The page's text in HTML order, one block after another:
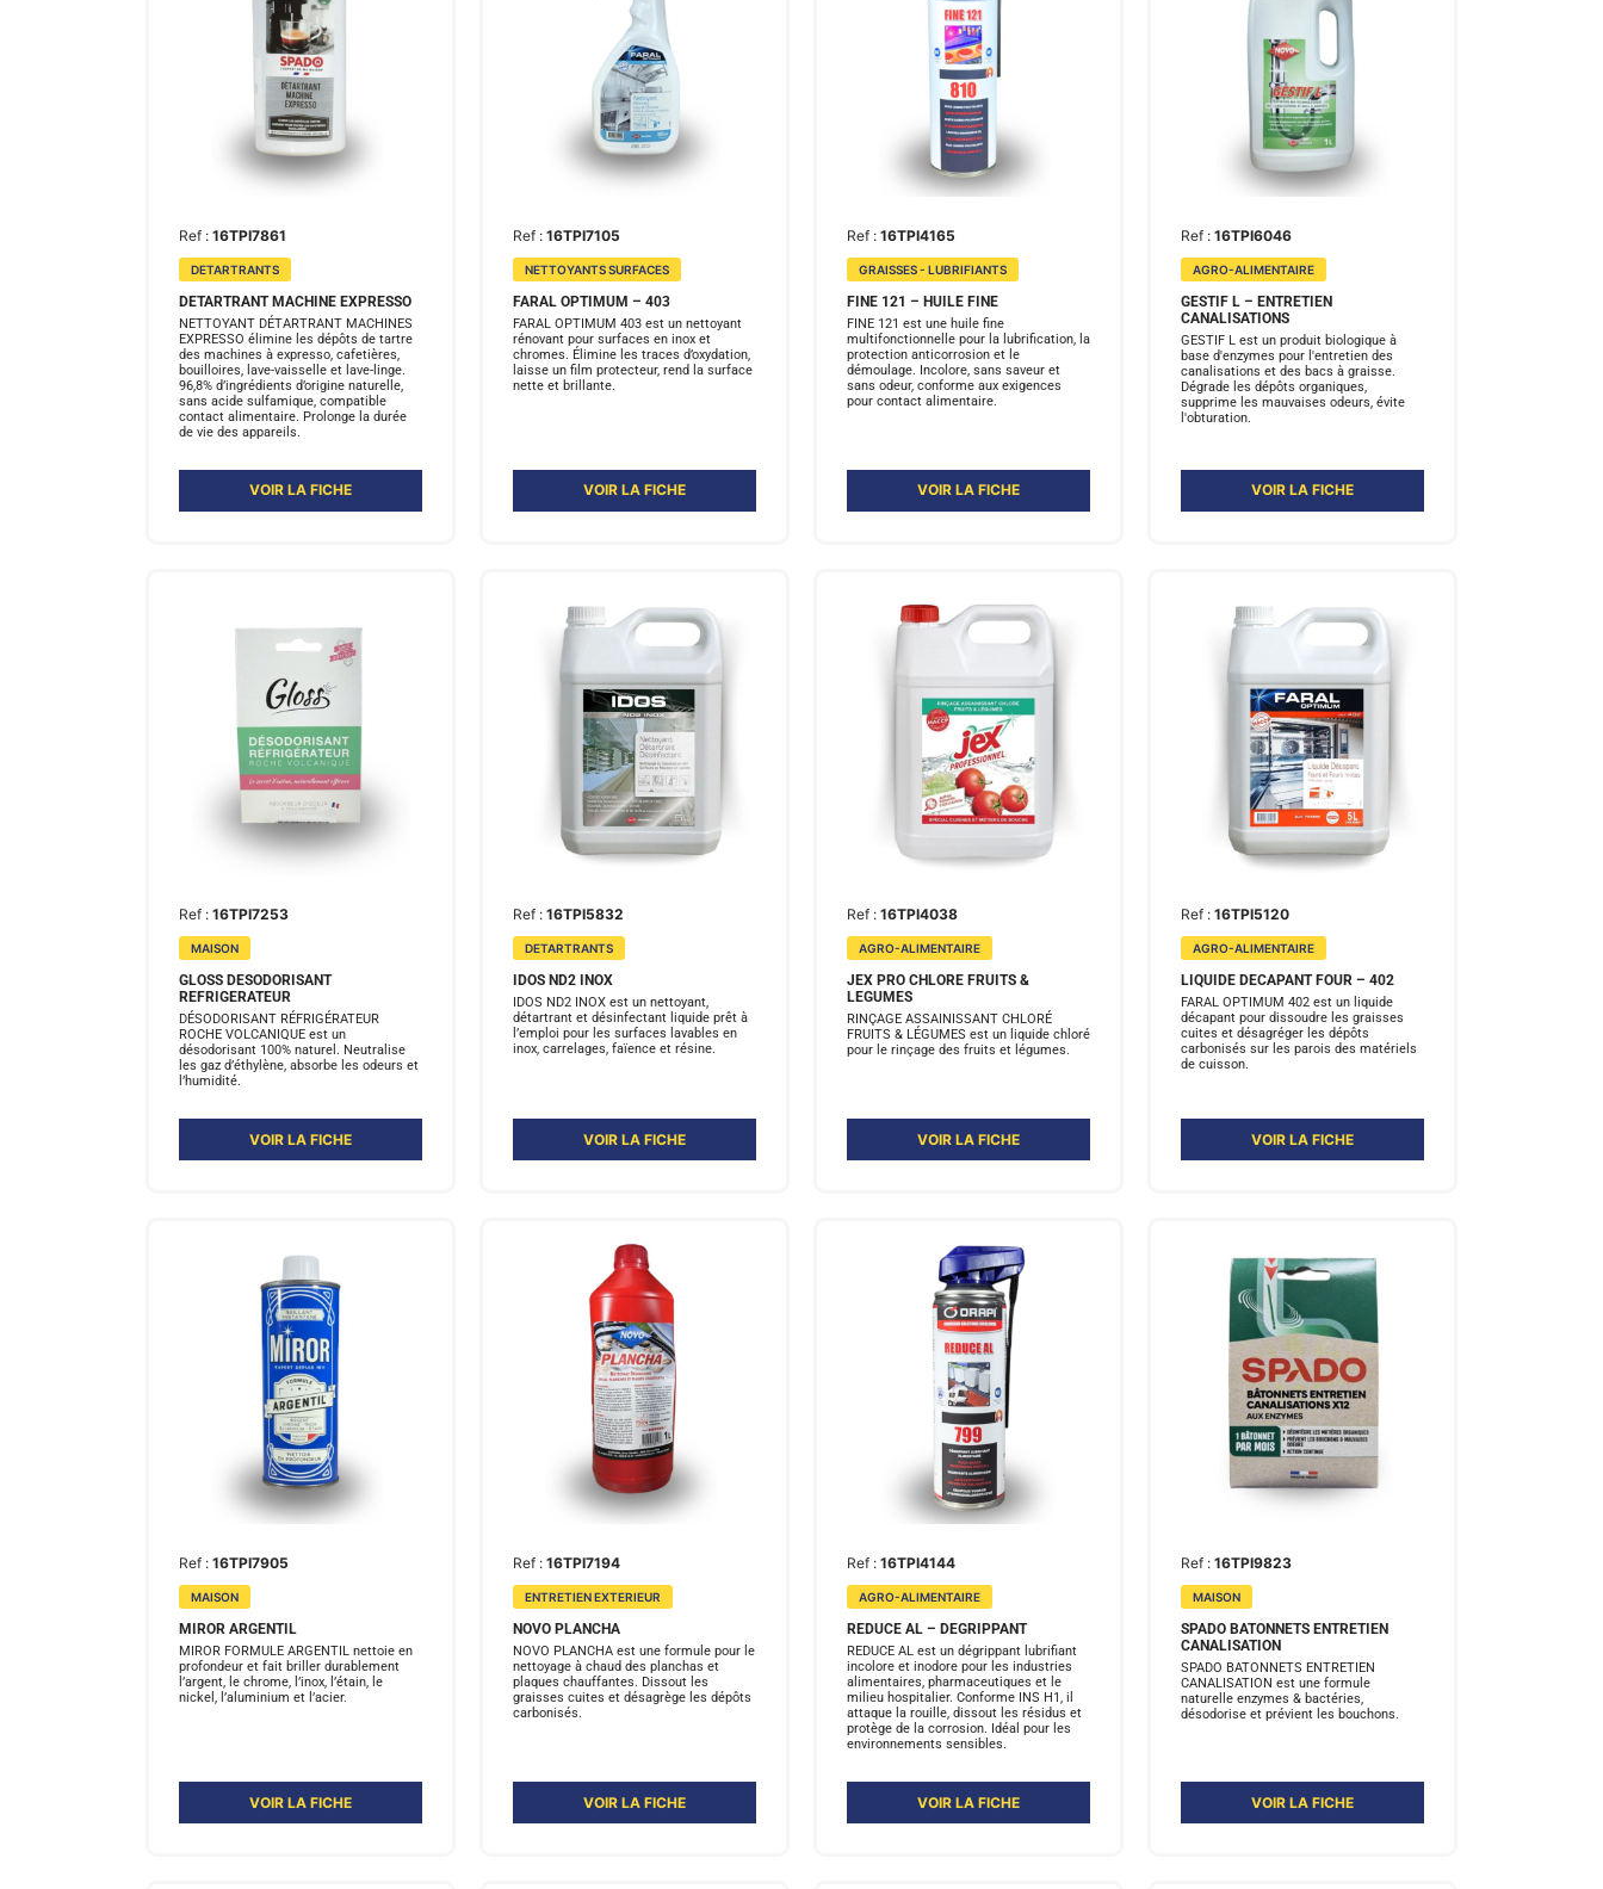
Ref : 16TPI7861
DETARTRANTS
DETARTRANT MACHINE EXPRESSO
NETTOYANT DÉTARTRANT MACHINES
EXPRESSO élimine les dépôts de tartre
des machines à expresso, cafetières,
bouilloires, lave-vaisselle et lave-linge.
96,8% d’ingrédients d’origine naturelle,
sans acide sulfamique, compatible
contact alimentaire. Prolonge la durée
de vie des appareils.
VOIR LA FICHE
Ref : 16TPI7105
NETTOYANTS SURFACES
FARAL OPTIMUM – 403
FARAL OPTIMUM 403 est un nettoyant
rénovant pour surfaces en inox et
chromes. Élimine les traces d’oxydation,
laisse un film protecteur, rend la surface
nette et brillante.
VOIR LA FICHE
Ref : 16TPI4165
GRAISSES - LUBRIFIANTS
FINE 121 – HUILE FINE
FINE 121 est une huile fine
multifonctionnelle pour la lubrification, la
protection anticorrosion et le
démoulage. Incolore, sans saveur et
sans odeur, conforme aux exigences
pour contact alimentaire.
VOIR LA FICHE
Ref : 16TPI6046
AGRO-ALIMENTAIRE
GESTIF L – ENTRETIEN
CANALISATIONS
GESTIF L est un produit biologique à
base d'enzymes pour l'entretien des
canalisations et des bacs à graisse.
Dégrade les dépôts organiques,
supprime les mauvaises odeurs, évite
l'obturation.
VOIR LA FICHE
Ref : 16TPI7253
MAISON
GLOSS DESODORISANT
REFRIGERATEUR
DÉSODORISANT RÉFRIGÉRATEUR
ROCHE VOLCANIQUE est un
désodorisant 100% naturel. Neutralise
les gaz d’éthylène, absorbe les odeurs et
l’humidité.
VOIR LA FICHE
Ref : 16TPI5832
DETARTRANTS
IDOS ND2 INOX
IDOS ND2 INOX est un nettoyant,
détartrant et désinfectant liquide prêt à
l’emploi pour les surfaces lavables en
inox, carrelages, faïence et résine.
VOIR LA FICHE
Ref : 16TPI4038
AGRO-ALIMENTAIRE
JEX PRO CHLORE FRUITS &
LEGUMES
RINÇAGE ASSAINISSANT CHLORÉ
FRUITS & LÉGUMES est un liquide chloré
pour le rinçage des fruits et légumes.
VOIR LA FICHE
Ref : 16TPI5120
AGRO-ALIMENTAIRE
LIQUIDE DECAPANT FOUR – 402
FARAL OPTIMUM 402 est un liquide
décapant pour dissoudre les graisses
cuites et désagréger les dépôts
carbonisés sur les parois des matériels
de cuisson.
VOIR LA FICHE
Ref : 16TPI7905
MAISON
MIROR ARGENTIL
MIROR FORMULE ARGENTIL nettoie en
profondeur et fait briller durablement
l’argent, le chrome, l’inox, l’étain, le
nickel, l’aluminium et l’acier.
VOIR LA FICHE
Ref : 16TPI7194
ENTRETIEN EXTERIEUR
NOVO PLANCHA
NOVO PLANCHA est une formule pour le
nettoyage à chaud des planchas et
plaques chauffantes. Dissout les
graisses cuites et désagrège les dépôts
carbonisés.
VOIR LA FICHE
Ref : 16TPI4144
AGRO-ALIMENTAIRE
REDUCE AL – DEGRIPPANT
REDUCE AL est un dégrippant lubrifiant
incolore et inodore pour les industries
alimentaires, pharmaceutiques et le
milieu hospitalier. Conforme INS H1, il
attaque la rouille, dissout les résidus et
protège de la corrosion. Idéal pour les
environnements sensibles.
VOIR LA FICHE
Ref : 16TPI9823
MAISON
SPADO BATONNETS ENTRETIEN
CANALISATION
SPADO BATONNETS ENTRETIEN
CANALISATION est une formule
naturelle enzymes & bactéries,
désodorise et prévient les bouchons.
VOIR LA FICHE